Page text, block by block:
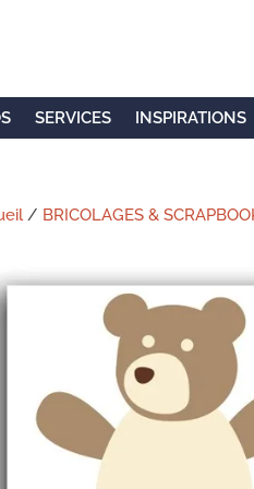
SERVICES INSPIRATIONS
/ BRICOLAGES &